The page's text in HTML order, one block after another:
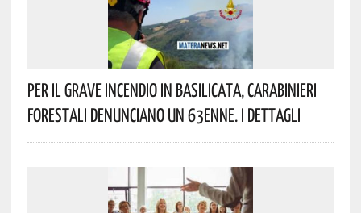
Per Il Grave Incendio In Basilicata, Carabinieri
Forestali Denunciano Un 63enne. I Dettagli